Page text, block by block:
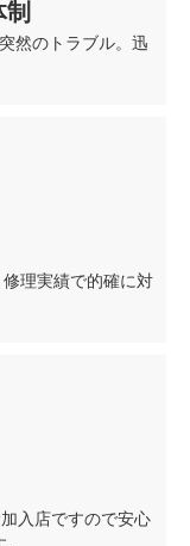
然のトラブル。迅
理実績で的確に対
入店ですので安心